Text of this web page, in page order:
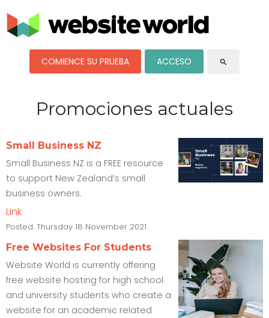
COMIENCE SU PRUEBA ACCESO search
Promociones actuales
Small Business NZ
Small Business NZ is a FREE resource
to support New Zealand’s small
business owners.
Link
Posted: Thursday 18 November 2021
Free Websites For Students
Website World is currently offering
free website hosting for high school
and university students who create a
website for an academic related